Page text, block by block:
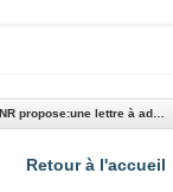
Retour à l'accueil